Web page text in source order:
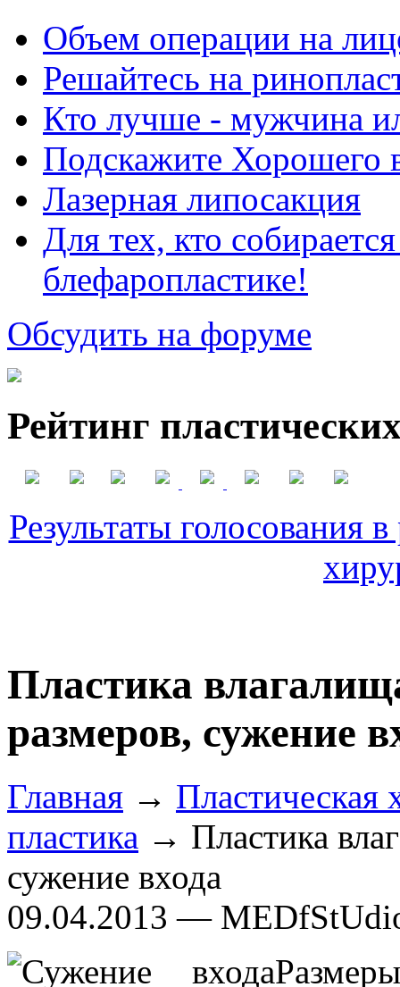
Объем операции на
Решайтесь на
Кто лучше - мужчина
Подскажите Хорошего
Лазерная липосакция
Для тех, кто
блефаропластике!
Обсудить на форуме
Рейтинг
Результаты голосования
Пластика
размеров, сужение
Главная → Пластическая
пластика → Пластика
сужение входа
09.04.2013 —